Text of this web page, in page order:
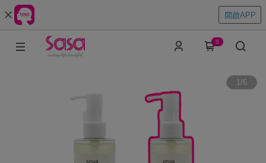
開啟APP
0
1/6